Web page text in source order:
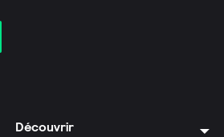
Découvrir